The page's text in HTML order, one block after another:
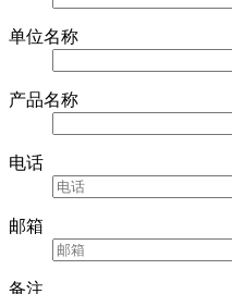
单位名称
产品名称
电话
邮箱
备注